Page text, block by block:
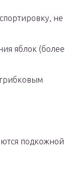
не
яблок (более
подкожной